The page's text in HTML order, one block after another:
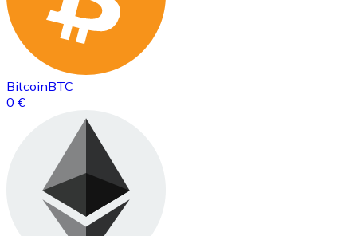
BitcoinBTC
0 €